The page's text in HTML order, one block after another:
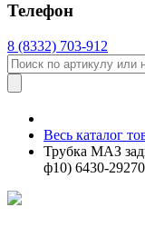
Телефон
8 (8332) 703-912
Весь каталог
Трубка МАЗ
ф10) 6430-